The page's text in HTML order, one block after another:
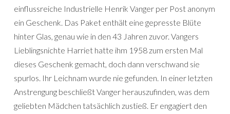
einflussreiche Industrielle Henrik Vanger per Post anonym
ein Geschenk. Das Paket enthält eine gepresste Blüte
hinter Glas, genau wie in den 43 Jahren zuvor. Vangers
Lieblingsnichte Harriet hatte ihm 1958 zum ersten Mal
dieses Geschenk gemacht, doch dann verschwand sie
spurlos. Ihr Leichnam wurde nie gefunden. In einer letzten
Anstrengung beschließt Vanger herauszufinden, was dem
geliebten Mädchen tatsächlich zustieß. Er engagiert den